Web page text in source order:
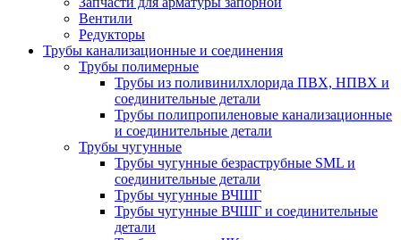
Вентили
Редукторы
Трубы канализационные и соединения
Трубы полимерные
Трубы из поливинилхлорида ПВХ, НПВХ и
соединительные детали
Трубы полипропиленовые канализационные
и соединительные детали
Трубы чугунные
Трубы чугунные безраструбные SML и
соединительные детали
Трубы чугунные ВЧШГ
Трубы чугунные ВЧШГ и соединительные
детали